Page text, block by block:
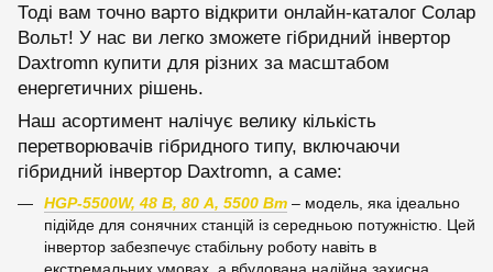
Тоді вам точно варто відкрити онлайн-каталог Солар
Вольт! У нас ви легко зможете гібридний інвертор
Daxtromn купити для різних за масштабом
енергетичних рішень.
Наш асортимент налічує велику кількість
перетворювачів гібридного типу, включаючи
гібридний інвертор Daxtromn, а саме:
HGP-5500W, 48 В, 80 А, 5500 Вт – модель, яка ідеально
підійде для сонячних станцій із середньою потужністю. Цей
інвертор забезпечує стабільну роботу навіть в